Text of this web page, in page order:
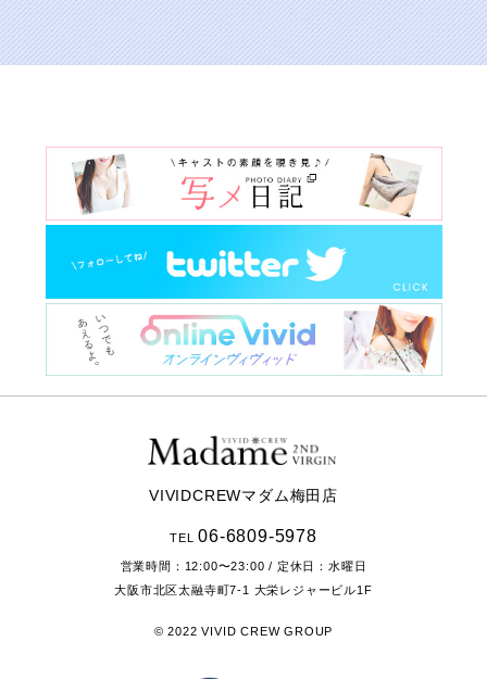
VIVIDCREWマダム梅田店
TEL06-6809-5978
営業時間： 12:00〜23:00 / 定休日：水曜日
大阪市北区太融寺町7-1
大栄レジャービル1F
© 2022 VIVID CREW GROUP